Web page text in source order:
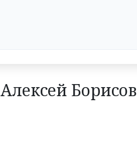
Алексей Борисов